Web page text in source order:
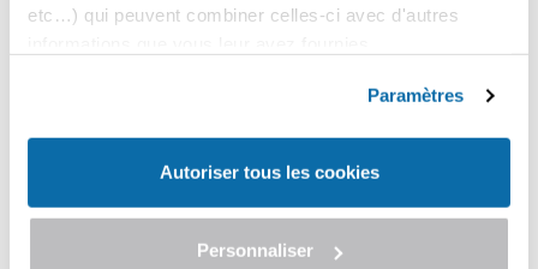
etc…) qui peuvent combiner celles-ci avec d'autres
Autoriser tous les cookies", vous
Paramètres
Autoriser tous les cookies
Personnaliser
Il reste des places
Choisir
Il reste des places
459.00
Choisir
du 21 au 23 Septembre 2026
459.00